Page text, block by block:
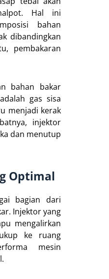
Hal ini
bahan
dibandingkan
pembakaran
bahan bakar
gas sisa
menjadi kerak
injektor
dan menutup
Optimal
bagian dari
Injektor yang
mengalirkan
ke ruang
mesin